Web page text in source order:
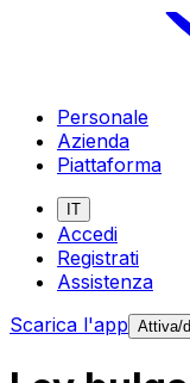
Personale
Azienda
Piattaforma
IT
Accedi
Registrati
Assistenza
Scarica l'app Attiva/